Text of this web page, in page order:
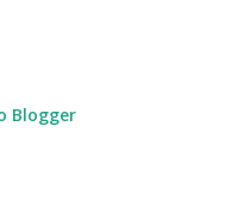
Blogger